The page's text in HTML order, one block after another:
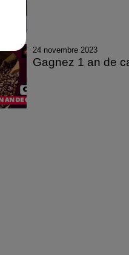
24 novembre 2023
Gagnez 1 an de